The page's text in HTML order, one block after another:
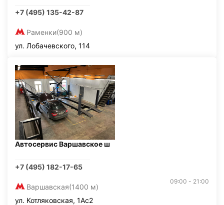
+7 (495) 135-42-87
Раменки(900 м)
ул. Лобачевского, 114
Автосервис Варшавское ш
+7 (495) 182-17-65
Варшавская(1400 м)
09:00 - 21:00
ул. Котляковская, 1Ас2